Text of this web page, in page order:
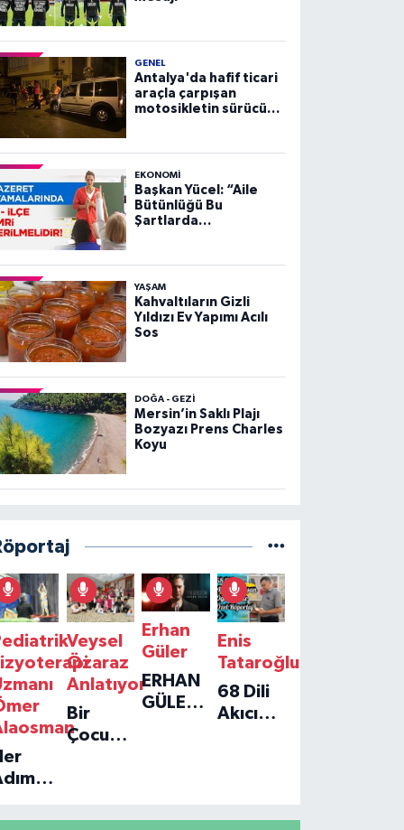
GENEL
Antalya'da hafif ticari
araçla çarpışan
motosikletin sürücüsü
EKONOMI
Başkan Yücel: “Aile
Bütünlüğü Bu
Şartlarda
YAŞAM
Kahvaltıların Gizli
Yıldızı Ev Yapımı Acılı
Sos
DOĞA - GEZI
Mersin’in Saklı Plajı
Bozyazı Prens Charles
Koyu
Veysel
Özaraz
Anlatıyor
Bir
Çocuğun
Yolculuğu
Erhan
Güler
ERHAN
GÜLER'IN
Enis
Tataroğlu
68 Dili
Akıcı